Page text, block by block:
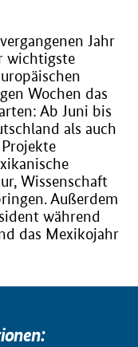
Jahr
wichtigste
Wochen das
Ab Juni bis
als auch
Wissenschaft
Außerdem
während
das Mexikojahr